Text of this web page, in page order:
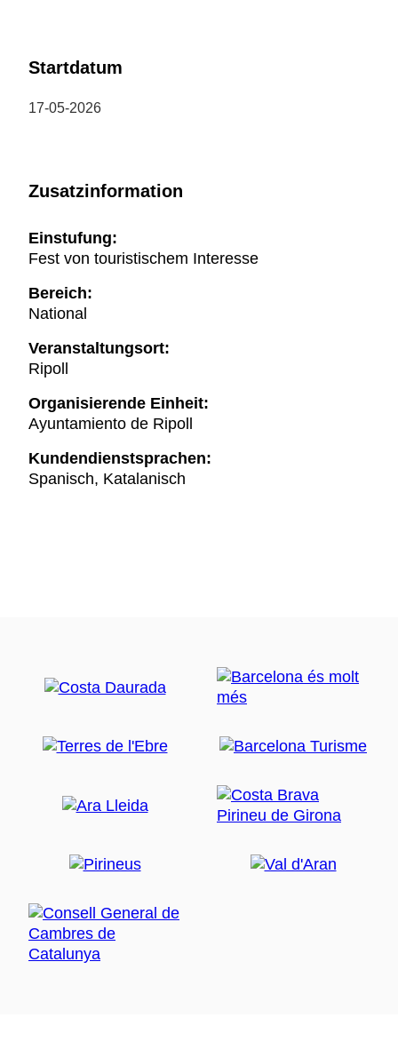
Startdatum
17-05-2026
Zusatzinformation
Einstufung:
Fest von touristischem Interesse
Bereich:
National
Veranstaltungsort:
Ripoll
Organisierende Einheit:
Ayuntamiento de Ripoll
Kundendienstsprachen:
Spanisch, Katalanisch